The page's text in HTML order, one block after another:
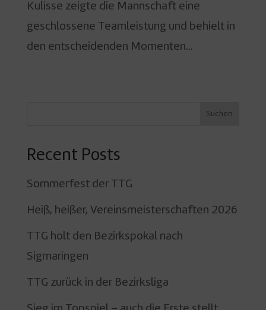
Kulisse zeigte die Mannschaft eine
geschlossene Teamleistung und behielt in
den entscheidenden Momenten...
Suchen
Recent Posts
Sommerfest der TTG
Heiß, heißer, Vereinsmeisterschaften 2026
TTG holt den Bezirkspokal nach
Sigmaringen
TTG zurück in der Bezirksliga